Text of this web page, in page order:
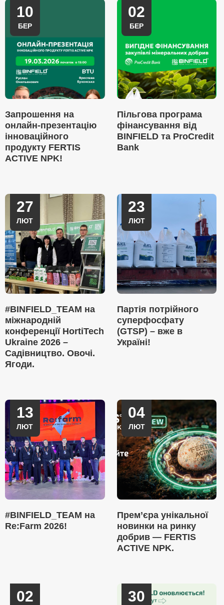
10
БЕР
Запрошення на
онлайн-презентацію
інноваційного
продукту FERTIS
ACTIVE NPK!
02
БЕР
Пільгова програма
фінансування від
BINFIELD та ProCredit
Bank
27
ЛЮТ
#BINFIELD_TEAM на
міжнародній
конференції HortiTech
Ukraine 2026 –
Садівництво. Овочі.
Ягоди.
23
ЛЮТ
Партія потрійного
суперфосфату
(GTSP) – вже в
Україні!
13
ЛЮТ
#BINFIELD_TEAM на
Re:Farm 2026!
04
ЛЮТ
Прем’єра унікальної
новинки на ринку
добрив — FERTIS
ACTIVE NPK.
02 30